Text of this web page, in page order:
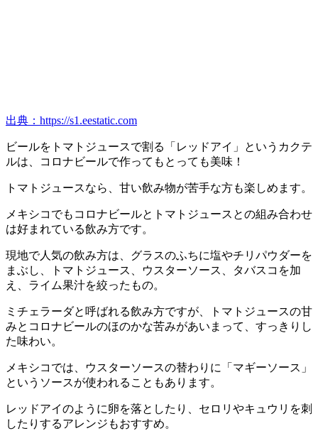
出典：https://s1.eestatic.com
ビールをトマトジュースで割る「レッドアイ」というカクテ
ルは、コロナビールで作ってもとっても美味！
トマトジュースなら、甘い飲み物が苦手な方も楽しめます。
メキシコでもコロナビールとトマトジュースとの組み合わせ
は好まれている飲み方です。
現地で人気の飲み方は、グラスのふちに塩やチリパウダーを
まぶし、トマトジュース、ウスターソース、タバスコを加
え、ライム果汁を絞ったもの。
ミチェラーダと呼ばれる飲み方ですが、トマトジュースの甘
みとコロナビールのほのかな苦みがあいまって、すっきりし
た味わい。
メキシコでは、ウスターソースの替わりに「マギーソース」
というソースが使われることもあります。
レッドアイのように卵を落としたり、セロリやキュウリを刺
したりするアレンジもおすすめ。